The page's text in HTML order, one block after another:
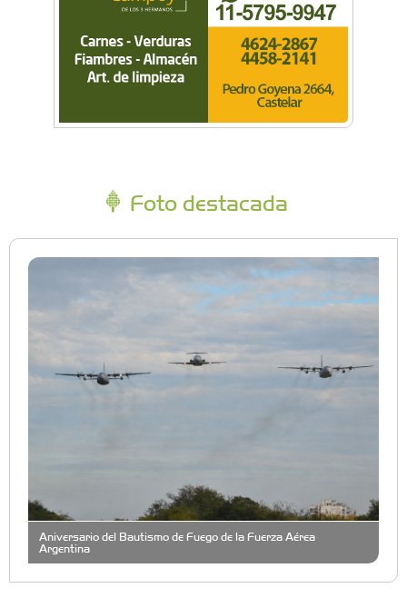
Foto destacada
Aniversario del Bautismo de Fuego de la Fuerza Aérea
Argentina